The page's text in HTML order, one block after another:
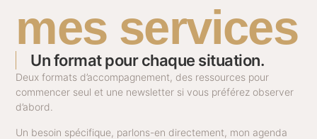
mes services
Un format pour chaque situation.
Deux formats d’accompagnement, des ressources pour
commencer seul et une newsletter si vous préférez observer
d’abord.
Un besoin spécifique, parlons-en directement, mon agenda